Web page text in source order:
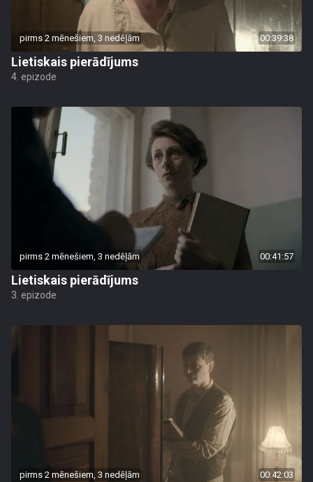
pirms 2 mēnešiem, 3 nedēļām 00:39:38
Lietiskais pierādījums
4. epizode
pirms 2 mēnešiem, 3 nedēļām 00:41:57
Lietiskais pierādījums
3. epizode
pirms 2 mēnešiem, 3 nedēļām 00:42:03